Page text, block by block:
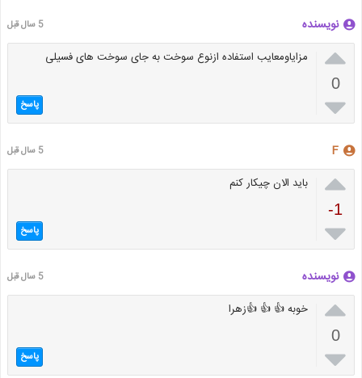
نویسنده 5 سال قبل

0

مزایاومعایب استفاده ازنوع سوخت به جای سوخت های فسیلی
پاسخ
F 5 سال قبل

-1

باید الان چیکار کنم
پاسخ
نویسنده 5 سال قبل

0

خوبه 👍 👍 👍زهرا
پاسخ